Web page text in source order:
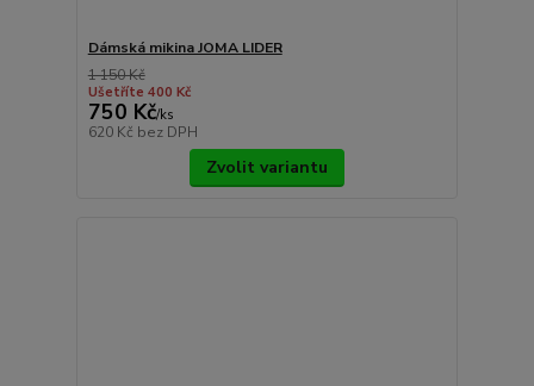
Dámská mikina JOMA LIDER
1 150 Kč
Ušetříte 400 Kč
750 Kč/ks
620 Kč bez DPH
Zvolit variantu